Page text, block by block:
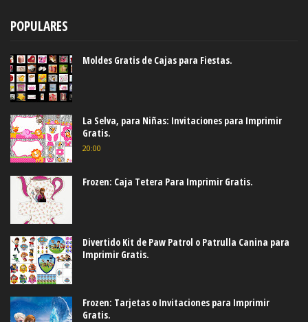
POPULARES
Moldes Gratis de Cajas para Fiestas.
La Selva, para Niñas: Invitaciones para Imprimir
Gratis.
20:00
Frozen: Caja Tetera Para Imprimir Gratis.
Divertido Kit de Paw Patrol o Patrulla Canina para
Imprimir Gratis.
Frozen: Tarjetas o Invitaciones para Imprimir
Gratis.